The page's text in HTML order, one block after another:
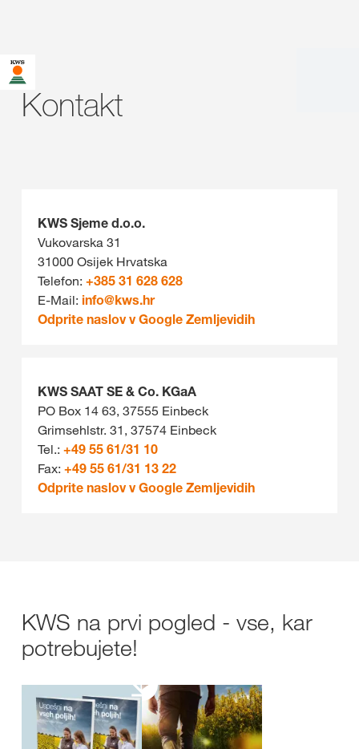
Kontakt
KWS Sjeme d.o.o.
Vukovarska 31
31000 Osijek Hrvatska
Telefon: +385 31 628 628
E-Mail: info@kws.hr
Odprite naslov v Google Zemljevidih
KWS SAAT SE & Co. KGaA
PO Box 14 63, 37555 Einbeck
Grimsehlstr. 31, 37574 Einbeck
Tel.: +49 55 61/31 10
Fax: +49 55 61/31 13 22
Odprite naslov v Google Zemljevidih
KWS na prvi pogled - vse, kar
potrebujete!